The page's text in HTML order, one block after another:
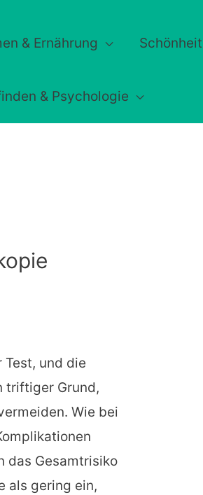
& Ernährung Schönheit
& Psychologie
und die
triftiger Grund,
Wie bei
das Gesamtrisiko
als gering ein,